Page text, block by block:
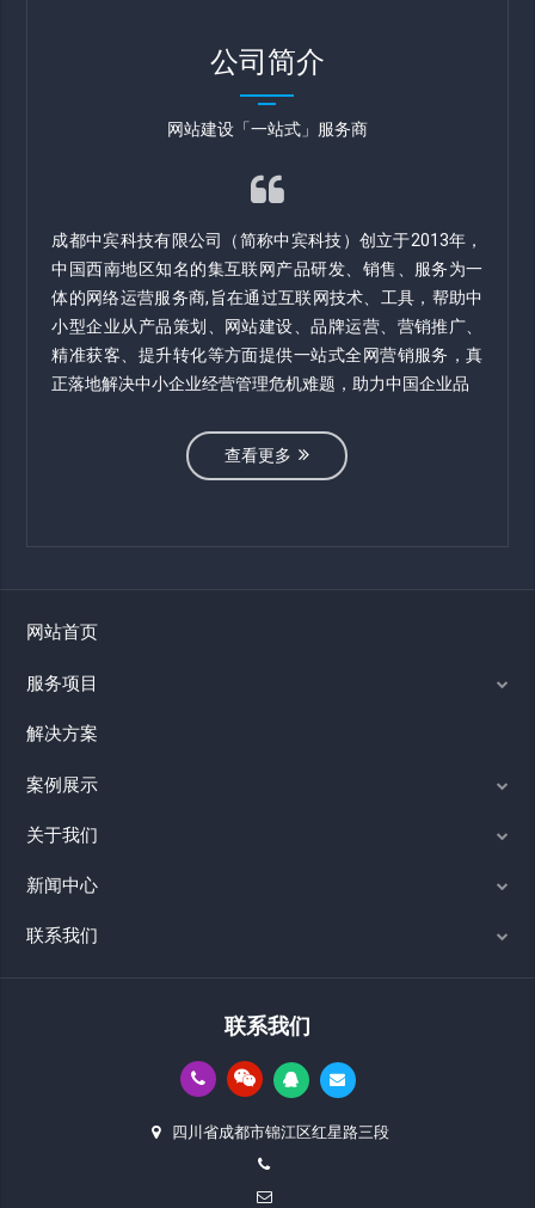
公司简介
网站建设「一站式」服务商
成都中宾科技有限公司（简称中宾科技）创立于2013年，
中国西南地区知名的集互联网产品研发、销售、服务为一
体的网络运营服务商,旨在通过互联网技术、工具，帮助中
小型企业从产品策划、网站建设、品牌运营、营销推广、
精准获客、提升转化等方面提供一站式全网营销服务，真
正落地解决中小企业经营管理危机难题，助力中国企业品
查看更多
网站首页
服务项目
解决方案
案例展示
关于我们
新闻中心
联系我们
联系我们
四川省成都市锦江区红星路三段